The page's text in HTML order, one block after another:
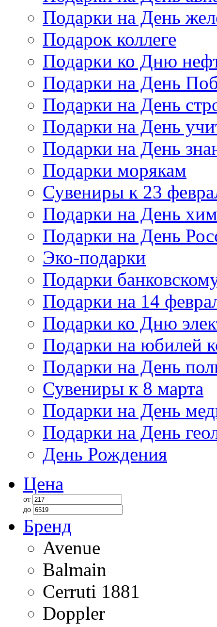
Подарки на День
Подарок коллеге
Подарки ко Дню
Подарки на День
Подарки на День
Подарки на День
Подарки на День
Подарки морякам
Сувениры к 23
Подарки на День
Подарки на День
Эко-подарки
Подарки
Подарки на 14
Подарки ко Дню
Подарки на юбилей
Подарки на День
Сувениры к 8 марта
Подарки на День
Подарки на День
День Рождения
Цена
от
до
Бренд
Avenue
Balmain
Cerruti 1881
Doppler